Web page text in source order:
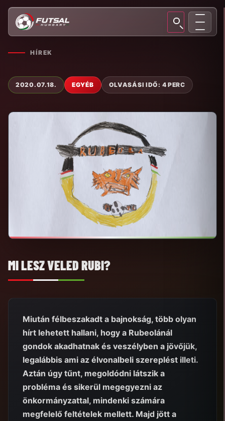
HÍREK
2020.07.18. EGYÉB OLVASÁSI IDŐ: 4 PERC
MI LESZ VELED RUBI?
Miután félbeszakadt a bajnokság, több olyan
hírt lehetett hallani, hogy a Rubeolánál
gondok akadhatnak és veszélyben a jövőjük,
legalábbis ami az élvonalbeli szereplést illeti.
Aztán úgy tűnt, megoldódni látszik a
probléma és sikerül megegyezni az
önkormányzattal, mindenki számára
megfelelő feltételek mellett. Majd jött a